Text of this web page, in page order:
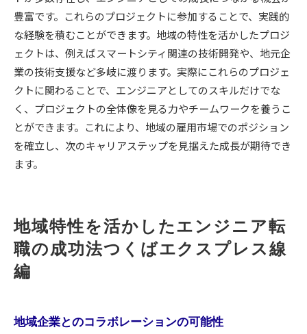
豊富です。これらのプロジェクトに参加することで、実践的
な経験を積むことができます。地域の特性を活かしたプロジ
ェクトは、例えばスマートシティ関連の技術開発や、地元企
業の技術支援など多岐に渡ります。実際にこれらのプロジェ
クトに関わることで、エンジニアとしてのスキルだけでな
く、プロジェクトの全体像を見る力やチームワークを養うこ
とができます。これにより、地域の雇用市場でのポジション
を確立し、次のキャリアステップを見据えた成長が期待でき
ます。
地域特性を活かしたエンジニア転
職の成功法つくばエクスプレス線
編
地域企業とのコラボレーションの可能性